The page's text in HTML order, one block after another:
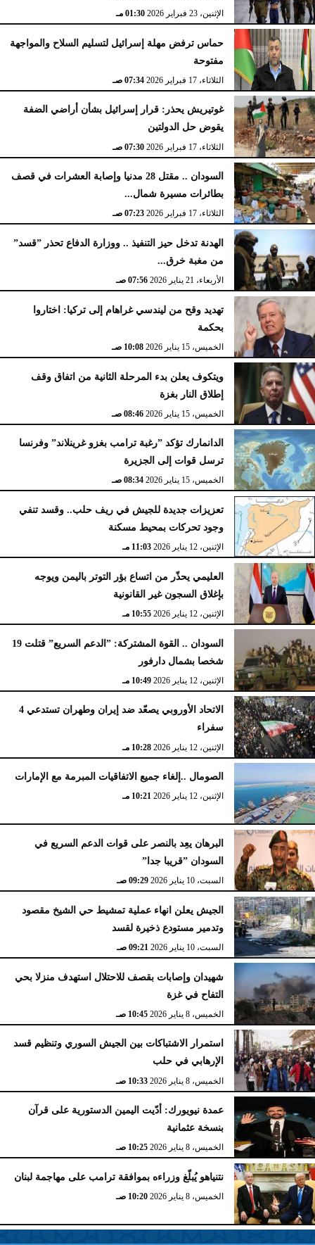
الإثنين، 23 فبراير 2026 02:15 مـالإثنين، 23 فبراير 2026 01:30 مـ
حماس ترفض مهلة إسرائيل لتسليم السلاح والمواجهة
مفتوحة
الثلاثاء، 17 فبراير 2026 07:34 صـ
غوتيريش يحذر: قرار إسرائيل بشأن أراضي الضفة
يقوض حل الدولتين
الثلاثاء، 17 فبراير 2026 07:30 صـ
السودان .. مقتل 28 مدنيا وإصابة العشرات في قصف
بطائرات مسيرة شمال...
الثلاثاء، 17 فبراير 2026 07:23 صـ
الهدنة تدخل حيز التنفيذ .. ووزارة الدفاع تحذر ”قسد”
من مغبة خرق...
الأربعاء، 21 يناير 2026 07:56 صـ
تهديد وقح من ليندسي غراهام إلى تركيا: اختاروا
بحكمة
الخميس، 15 يناير 2026 10:08 صـ
ويتكوف يعلن بدء المرحلة الثانية من اتفاق وقف
إطلاق النار بغزة
الخميس، 15 يناير 2026 08:46 صـ
الدانمارك تؤكد ”رغبة ترامب بغزو غرينلاند” وفرنسا
ترسل قوات إلى الجزيرة
الخميس، 15 يناير 2026 08:34 صـ
تعزيزات جديدة للجيش في ريف حلب.. وقسد تنفي
وجود تحركات بمحيط مسكنة
الإثنين، 12 يناير 2026 11:03 مـ
العليمي يحذّر من اتساع بؤر التوتر باليمن ويوجه
بإغلاق السجون غير القانونية
الإثنين، 12 يناير 2026 10:55 مـ
السودان .. القوة المشتركة: ”الدعم السريع” قتلت 19
شخصا بشمال دارفور
الإثنين، 12 يناير 2026 10:49 مـ
الاتحاد الأوروبي يصعّد ضد إيران وطهران تستدعي 4
سفراء
الإثنين، 12 يناير 2026 10:28 مـ
الصومال ..إلغاء جميع الاتفاقيات المبرمة مع الإمارات
الإثنين، 12 يناير 2026 10:21 مـ
البرهان يعِد بالنصر على قوات الدعم السريع في
السودان ”قريبا جدا”
السبت، 10 يناير 2026 09:29 صـ
الجيش يعلن انهاء عملية تمشيط حي الشيخ مقصود
وتدمير مستودع ذخيرة لقسد
السبت، 10 يناير 2026 09:21 صـ
شهيدان وإصابات بقصف للاحتلال استهدف منزلا بحي
التفاح في غزة
الخميس، 8 يناير 2026 10:45 صـ
استمرار الاشتباكات بين الجيش السوري وتنظيم قسد
الإرهابي في حلب
الخميس، 8 يناير 2026 10:33 صـ
عمدة نيويورك: أدّيت اليمين الدستورية على قرآن
بنسخة عثمانية
الخميس، 8 يناير 2026 10:25 صـ
نتنياهو يُبلّغ وزراءه بموافقة ترامب على مهاجمة لبنان
الخميس، 8 يناير 2026 10:20 صـ